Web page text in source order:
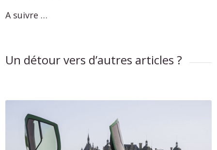
A suivre …
Un détour vers d’autres articles ?